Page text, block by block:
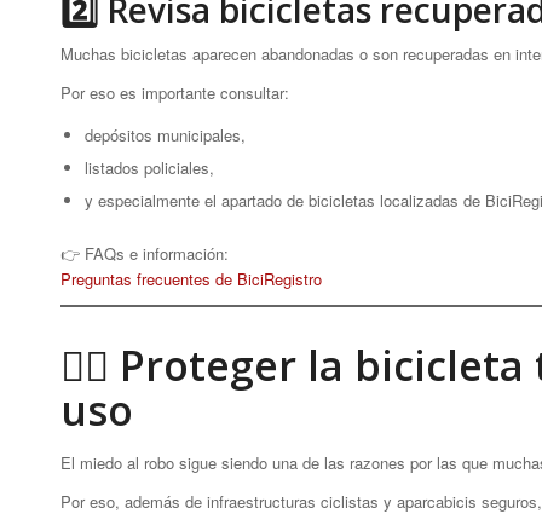
2️⃣ Revisa bicicletas
Muchas bicicletas aparecen abandonadas o son recuperadas en
Por eso es importante consultar:
depósitos municipales,
listados policiales,
y especialmente el apartado de bicicletas localizadas de
👉 FAQs e información:
Preguntas frecuentes de BiciRegistro
🚴‍♀️ Proteger la
uso
El miedo al robo sigue siendo una de las razones por las que
Por eso, además de infraestructuras ciclistas y aparcabicis